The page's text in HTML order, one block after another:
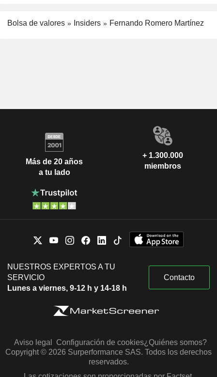
Bolsa de valores Insiders Fernando Romero Martínez
Más de 20 años
a tu lado
+ 1.300.000
miembros
NUESTROS EXPERTOS A TU
SERVICIO
Lunes a viernes, 9-12 h y 14-18 h
Contacto
Aviso legal Configuración de cookies¿Quiénes somos?
Copyright © 2026 Surperformance SAS. Todos los derechos
reservados.